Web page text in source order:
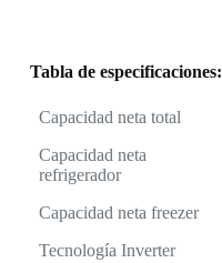
Tabla de especificaciones:
Capacidad neta total
Capacidad neta
refrigerador
Capacidad neta freezer
Tecnología Inverter